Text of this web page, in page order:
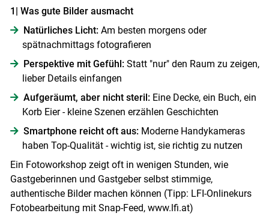
Skip to main content
1| Was gute Bilder ausmacht
Natürliches Licht:Am besten morgens oder
spätnachmittags fotografieren
Perspektive mit Gefühl:Statt "nur" den Raum zu zeigen,
lieber Details einfangen
Aufgeräumt, aber nicht steril: Eine Decke, ein Buch, ein
Korb Eier - kleine Szenen erzählen Geschichten
Smartphone reicht oft aus: Moderne Handykameras
haben Top-Qualität - wichtig ist, sie richtig zu nutzen
Ein Fotoworkshop zeigt oft in wenigen Stunden, wie
Gastgeberinnen und Gastgeber selbst stimmige,
authentische Bilder machen können (Tipp: LFI-Onlinekurs
Fotobearbeitung mit Snap-Feed, www.lfi.at)